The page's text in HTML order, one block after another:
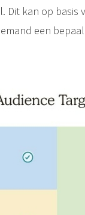
Dit kan op basis
een